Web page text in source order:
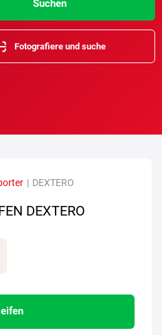
Suchen
Fotografiere und suche
| DEXTERO
DEXTERO